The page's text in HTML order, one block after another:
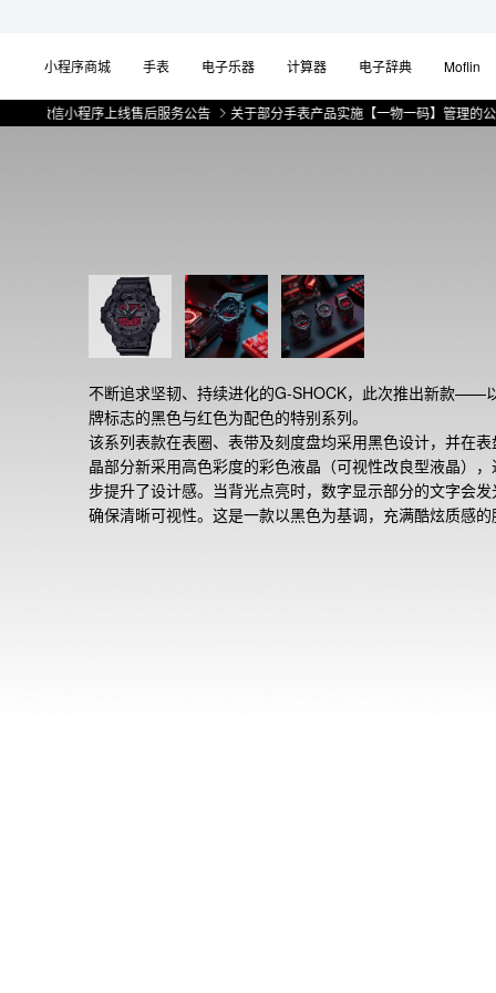
小程序商城 手表 电子乐器 计算器 电子辞典 Moflin
小程序上线售后服务公告 关于部分手表产品实施【一物一码】管理的公告
不断追求坚韧、持续进化的G-SHOCK，此次推出新款——
牌标志的黑色与红色为配色的特别系列。
该系列表款在表圈、表带及刻度盘均采用黑色设计，并在表
晶部分新采用高色彩度的彩色液晶（可视性改良型液晶），
步提升了设计感。当背光点亮时，数字显示部分的文字会发
确保清晰可视性。这是一款以黑色为基调，充满酷炫质感的